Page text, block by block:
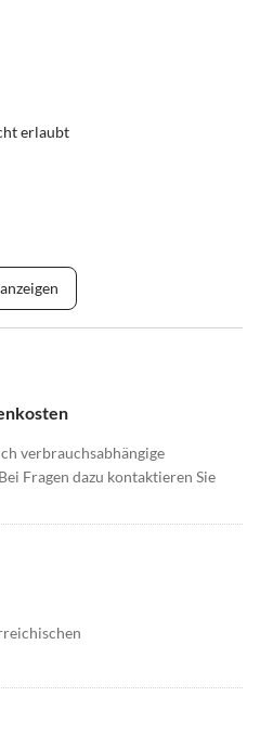
erlaubt
verbrauchsabhängige
Fragen dazu kontaktieren Sie